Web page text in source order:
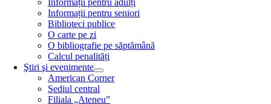
Informații pentru adulți
Informații pentru seniori
Biblioteci publice
O carte pe zi
O bibliografie pe săptămână
Calcul penalități
Ştiri şi evenimente
American Corner
Sediul central
Filiala „Ateneu”